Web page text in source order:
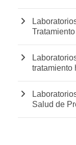
tratamiento
Salud de